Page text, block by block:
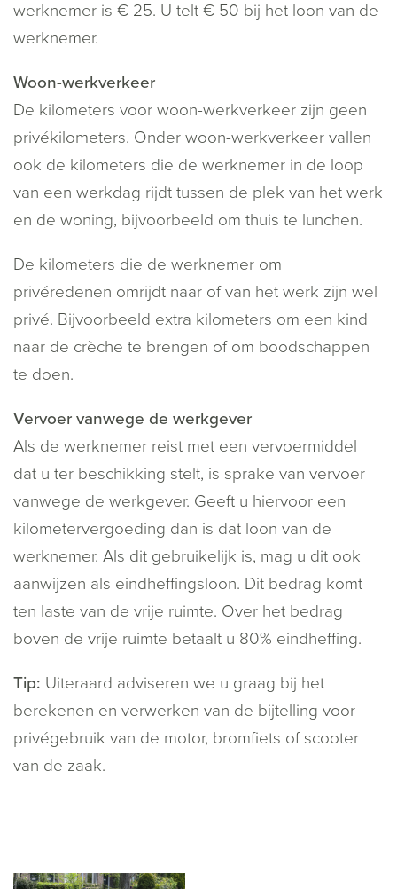
werknemer is € 25. U telt € 50 bij het loon van de
werknemer.
Woon-werkverkeer
De kilometers voor woon-werkverkeer zijn geen
privékilometers. Onder woon-werkverkeer vallen
ook de kilometers die de werknemer in de loop
van een werkdag rijdt tussen de plek van het werk
en de woning, bijvoorbeeld om thuis te lunchen.
De kilometers die de werknemer om
privéredenen omrijdt naar of van het werk zijn wel
privé. Bijvoorbeeld extra kilometers om een kind
naar de crèche te brengen of om boodschappen
te doen.
Vervoer vanwege de werkgever
Als de werknemer reist met een vervoermiddel
dat u ter beschikking stelt, is sprake van vervoer
vanwege de werkgever. Geeft u hiervoor een
kilometervergoeding dan is dat loon van de
werknemer. Als dit gebruikelijk is, mag u dit ook
aanwijzen als eindheffingsloon. Dit bedrag komt
ten laste van de vrije ruimte. Over het bedrag
boven de vrije ruimte betaalt u 80% eindheffing.
Tip: Uiteraard adviseren we u graag bij het
berekenen en verwerken van de bijtelling voor
privégebruik van de motor, bromfiets of scooter
van de zaak.